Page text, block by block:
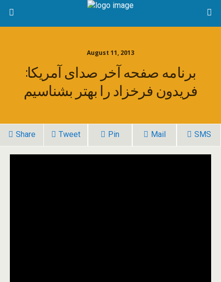
August 11, 2013
برنامه صفحه آخر صدای آمریکا:
فریدون فرخزاد را بهتر بشناسیم
Share Tweet Pin Mail SMS